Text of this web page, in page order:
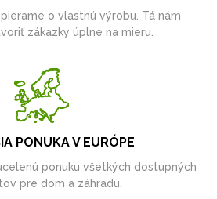
o vlastnú výrobu. Tá nám
zákazky úplne na mieru.
PONUKA V EURÓPE
ponuku všetkých dostupných
pre dom a záhradu.